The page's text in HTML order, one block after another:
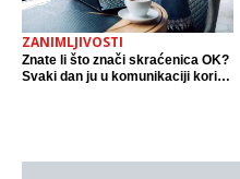
ZANIMLJIVOSTI
Znate li što znači skraćenica OK?
Svaki dan ju u komunikaciji koristi